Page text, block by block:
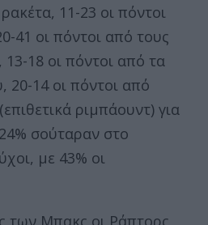
11-23 οι πόντοι
41 οι πόντοι από τους
18 οι πόντοι από τα
20-14 οι πόντοι από
ριμπάουντ) για
σούταραν στο
με 43% οι
των Μπακς οι Ράπτορς